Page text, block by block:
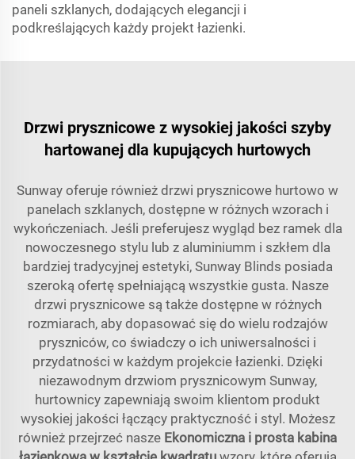
paneli szklanych, dodających elegancji i
podkreślających każdy projekt łazienki.
Drzwi prysznicowe z wysokiej jakości szyby
hartowanej dla kupujących hurtowych
Sunway oferuje również drzwi prysznicowe hurtowo w
panelach szklanych, dostępne w różnych wzorach i
wykończeniach. Jeśli preferujesz wygląd bez ramek dla
nowoczesnego stylu lub z aluminiumm i szkłem dla
bardziej tradycyjnej estetyki, Sunway Blinds posiada
szeroką ofertę spełniającą wszystkie gusta. Nasze
drzwi prysznicowe są także dostępne w różnych
rozmiarach, aby dopasować się do wielu rodzajów
pryszniców, co świadczy o ich uniwersalności i
przydatności w każdym projekcie łazienki. Dzięki
niezawodnym drzwiom prysznicowym Sunway,
hurtownicy zapewniają swoim klientom produkt
wysokiej jakości łączący praktyczność i styl. Możesz
również przejrzeć nasze Ekonomiczna i prosta kabina